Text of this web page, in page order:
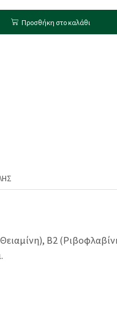
Προσθήκη στο καλάθι
Β2